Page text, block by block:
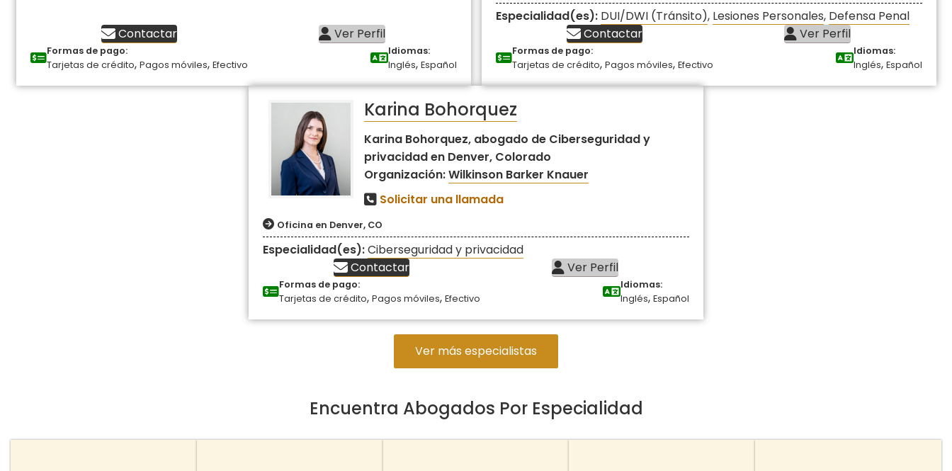
Contactar Ver Perfil
Formas de pago:
Tarjetas de crédito, Pagos móviles, Efectivo
Idiomas:
Inglés, Español
Especialidad(es): DUI/DWI (Tránsito), Lesiones Personales, Defensa Penal
Contactar
Ver Perfil
Formas de pago:
Tarjetas de crédito, Pagos móviles, Efectivo
Idiomas:
Inglés, Español
Karina Bohorquez
Karina Bohorquez, abogado de Ciberseguridad y
privacidad en Denver, Colorado
Organización:Wilkinson Barker Knauer
Solicitar una llamada
Oficina en Denver, CO
Especialidad(es):Ciberseguridad y privacidad
Contactar
Ver Perfil
Formas de pago:
Tarjetas de crédito, Pagos móviles, Efectivo
Idiomas:
Inglés, Español
Ver más especialistas
Encuentra Abogados Por Especialidad